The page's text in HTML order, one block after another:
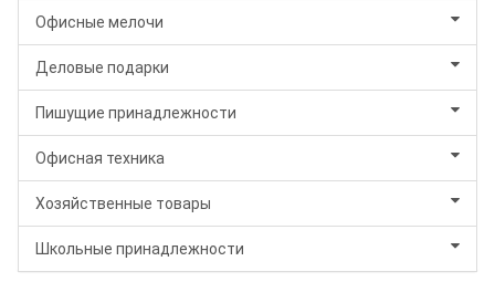
Офисные мелочи
Деловые подарки
Пишущие принадлежности
Офисная техника
Хозяйственные товары
Школьные принадлежности